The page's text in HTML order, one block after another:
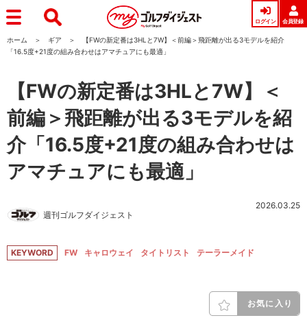
ログイン 会員登録
ホーム ギア
【FWの新定番は3HLと7W】＜前編＞飛距離が出る3モデルを紹介
「16.5度+21度の組み合わせはアマチュアにも最適」
【FWの新定番は3HLと7W】＜
前編＞飛距離が出る3モデルを紹
介「16.5度+21度の組み合わせは
アマチュアにも最適」
週刊ゴルフダイジェスト
2026.03.25
KEYWORD FW キャロウェイ タイトリスト テーラーメイド
お気に入り